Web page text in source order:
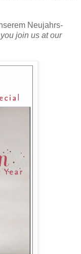
Neujahrs-
join us at our